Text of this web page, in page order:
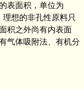
表面积，单位为
想的非孔性原料只
积之外尚有内表面
气体吸附法、有机分